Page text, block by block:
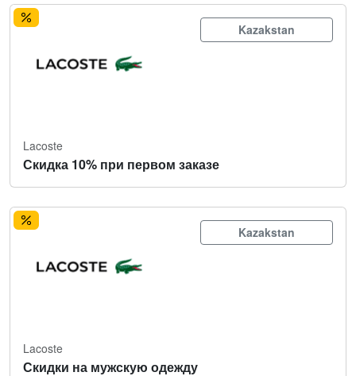
Kazakstan
Lacoste
Скидка 10% при первом заказе
Kazakstan
Lacoste
Скидки на мужскую одежду